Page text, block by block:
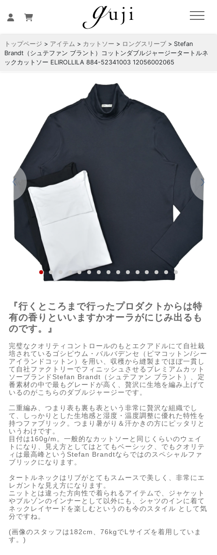
トップページ > アイテム > カットソー > ロングスリーブ> Stefan
Brandt（シュテファン ブラント）コットンダブルジャージータートルネ
ックカットソー ELIROLLILA 884-52341003 12056002065
『行くところまで行ったプロダクトからは特
有の香りといいますかオーラがにじみ出るも
のです。』
完璧なクオリティコントロールのもとエクアドルにて自社栽
培されているゴシピウム・バルバデンセ（ピマコットン/シー
アイランドコットン）を用い、収穫から縫製までほぼ一貫し
て自社ファクトリーでフィニッシュさせるプレミアムカット
ソーブランドStefan Brandt（シュテファン ブラント）、定
番素材の中で最もグレードが高く、贅沢に生地を編み上げて
いるのがこちらのダブルジャージーです。
二重編み、つまり表も裏も表という非常に贅沢な組織でし
て、しっかりとした生地感と湿度・温度調整に優れた特性を
持つファブリック。つまり暑がり＆汗かきの方にピッタリと
いうわけです。
目付は160g/m。一般的なカットソーと同じくらいのウェイ
トになり、見え方としてはとてもベーシック、でもクオリテ
ィは最高峰というStefan Brandtならではのスペシャルファ
ブリックになります。
タートルネックはリブがとてもスムースで美しく、非常にエ
レガントな見え方になります。
ニットとは違った方向性で着られるアイテムで、ジャケット
やブルゾンのインナーとして以外にも、シャツのインに着て
ネックレイヤードを楽しむというのも今のスタイル として気
分ですね。
(画像のスタッフは182cm、76kgでLサイズを着用していま
す。)